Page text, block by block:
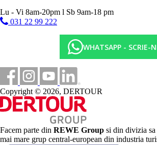
piscina (sezlonguri gratuite)
coafor, spalatorie, sala de conferinte
piscina pentru copii, loc de joaca
mini club
Descrierea plajei
nisipos
sezlonguri si umbrele contra cost
Activitati sportive
Gratuit
piscina (incalzita in functie de vreme)
sezlonguri si umbrele de soare la
la un depozit
Lu - Vi 8am-20pm l Sb 9am-18 pm
031 22 99 222
WHATSAPP - SCRIE-
Copyright © 2026, DERTOUR
Facem parte din REWE Group si din divizia sa
mai mare grup central-european din industria